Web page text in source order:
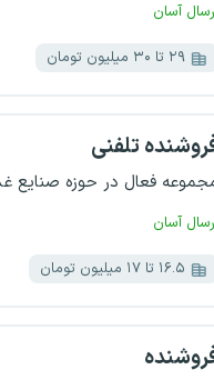
آسان
۲۹ تا ۳۰ میلیون تومان
تلفنی
فعال در حوزه صنایع
آسان
۱۶.۵ تا ۱۷ میلیون تومان